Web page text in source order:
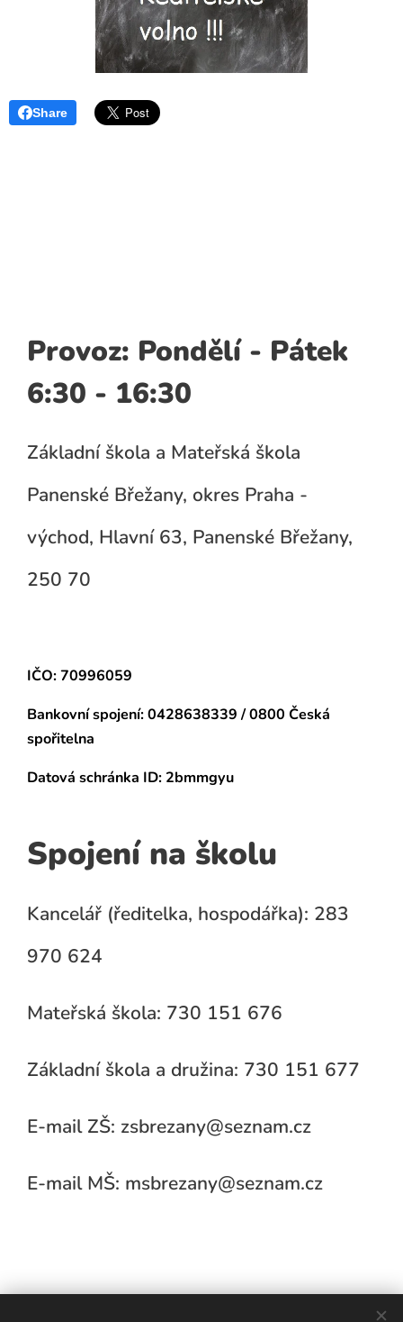
Share
Provoz: Pondělí - Pátek
6:30 - 16:30
Základní škola a Mateřská škola
Panenské Břežany, okres Praha -
východ, Hlavní 63, Panenské Břežany,
250 70
IČO: 70996059
Bankovní spojení:0428638339 / 0800 Česká
spořitelna
Datová schránka ID: 2bmmgyu
Spojení na školu
Kancelář (ředitelka, hospodářka): 283
970 624
Mateřská škola: 730 151 676
Základní škola a družina: 730 151 677
E-mail ZŠ: zsbrezany@seznam.cz
E-mail MŠ: msbrezany@seznam.cz